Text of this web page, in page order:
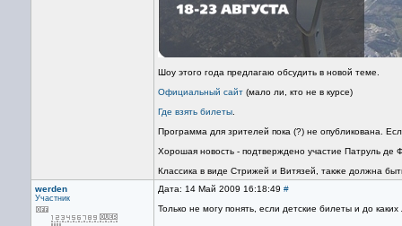
Шоу этого года предлагаю обсудить в новой теме.
Официальный сайт (мало ли, кто не в курсе)
Где взять билеты
Программа для зрителей пока (?) не опубликована.
Хорошая новость - подтверждено участие Патруль де
Классика в виде Стрижей и Витязей, также должна
werden
Участник
Дата: 14 Май 2009 16:18:49 #
Только не могу понять, если детские билеты и до каких